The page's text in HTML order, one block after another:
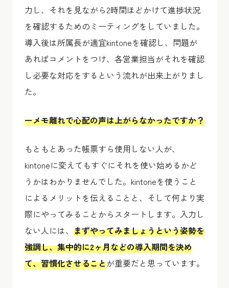
力し、それを見ながら2時間ほどかけて進捗状況
を確認するためのミーティングをしていました。
導入後は所属長が適宜kintoneを確認し、問題が
あればコメントをつけ、各営業担当がそれを確認
し必要な対応をするという流れが出来上がりまし
た。
ーメモ離れで心配の声は上がらなかったですか？
もともとあった帳票すら使用しない人が、
kintoneに変えてもすぐにそれを使い始めるかど
うかはわかりませんでした。kintoneを使うこと
によるメリットを伝えることと、そして何より実
際にやってみることからスタートします。入力し
ない人には、 まずやってみましょうという姿勢を
強調し、集中的に2ヶ月などの導入期間を決め
て、習慣化させることが重要だと思っています。